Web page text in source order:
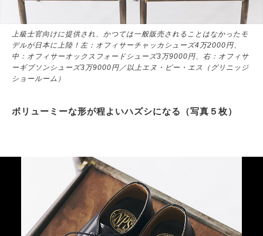
上級士官向けに提供され、かつては一般販売されることはなかったモ
デルが日本に上陸！左：オフィサーチャッカシューズ4万2000円、
中：オフィサーオックスフォードシューズ3万9000円、右：オフィサ
ーギブソンシューズ3万9000円／以上エヌ・ピー・エス（グリニッジ
ショールーム）
ボリューミーな形が程よいハズシになる（写真５枚）